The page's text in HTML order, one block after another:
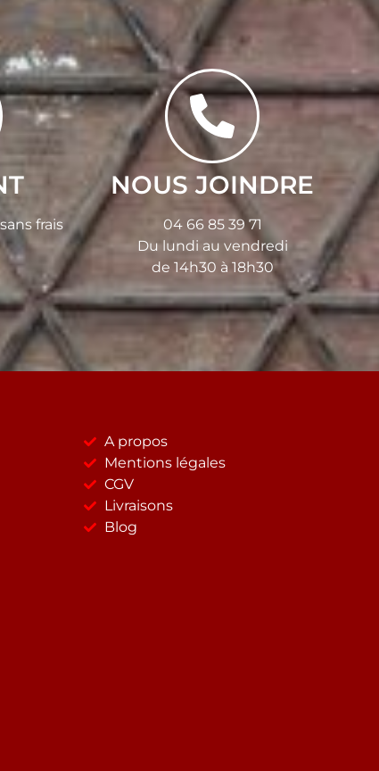
frais
NOUS JOINDRE
04 66 85 39 71
Du lundi au vendredi
de 14h30 à 18h30
A propos
Mentions légales
CGV
Livraisons
Blog